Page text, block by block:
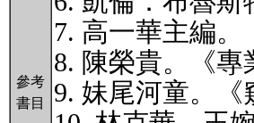
參考
書目
7. 高一華主編
8. 陳榮貴。《專
9. 妹尾河童。